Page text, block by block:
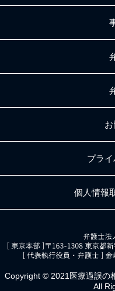
プラ
個人情報
Copyright © 2021医療過誤の
All